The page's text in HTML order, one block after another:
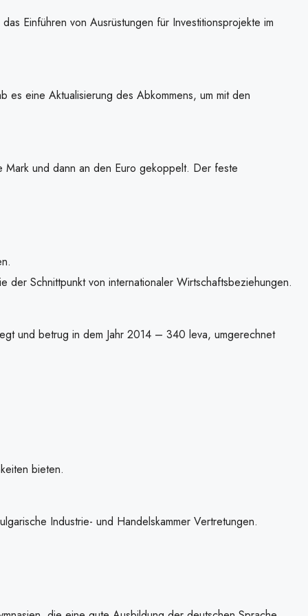
Einführen von Ausrüstungen für Investitionsprojekte im
es eine Aktualisierung des Abkommens, um mit den
Mark und dann an den Euro gekoppelt. Der feste
Schnittpunkt von internationaler Wirtschaftsbeziehungen.
und betrug in dem Jahr 2014 – 340 leva, umgerechnet
bieten.
Industrie- und Handelskammer Vertretungen.